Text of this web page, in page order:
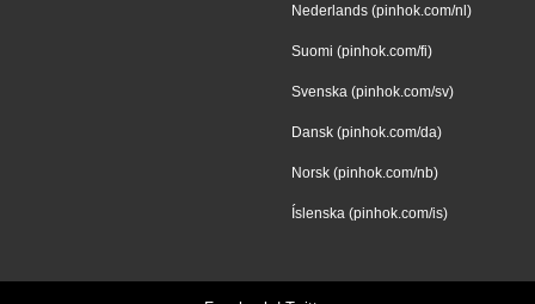
Nederlands (pinhok.com/nl)
Suomi (pinhok.com/fi)
Svenska (pinhok.com/sv)
Dansk (pinhok.com/da)
Norsk (pinhok.com/nb)
Íslenska (pinhok.com/is)